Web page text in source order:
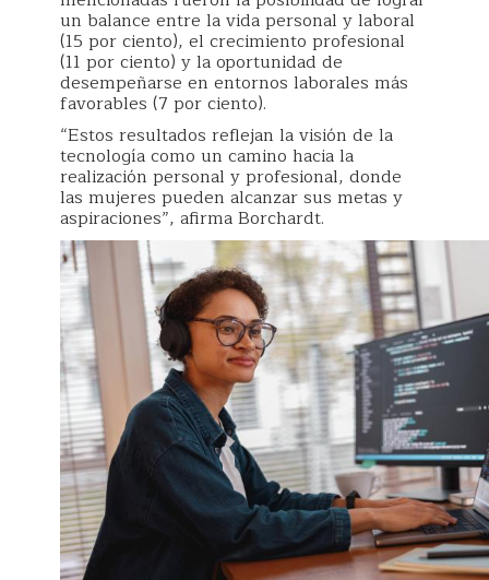
un balance entre la vida personal y laboral
(15 por ciento), el crecimiento profesional
(11 por ciento) y la oportunidad de
desempeñarse en entornos laborales más
favorables (7 por ciento).
“Estos resultados reflejan la visión de la
tecnología como un camino hacia la
realización personal y profesional, donde
las mujeres pueden alcanzar sus metas y
aspiraciones”, afirma Borchardt.